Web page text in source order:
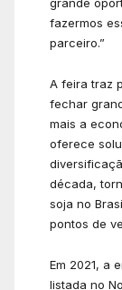
fazermos
parceiro.”
A feira traz
fechar
mais a
oferece
década,
soja no
pontos de
Em 2021, a
listada no